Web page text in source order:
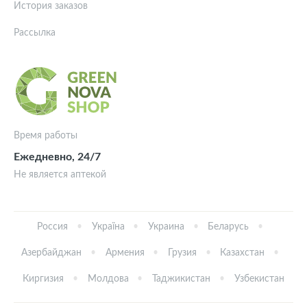
Время работы
Ежедневно, 24/7
Не является аптекой
История заказов
Рассылка
Россия Україна Украина Беларусь
Азербайджан Армения Грузия Казахстан
Киргизия Молдова Таджикистан Узбекистан